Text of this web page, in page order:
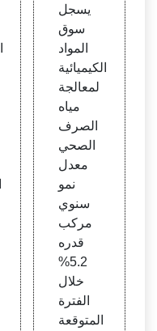
ة مياه
الصر
ف ال
صحي
- مجز
أة
يسجل
سوق
المواد
الكيميائية
لمعالجة
مياه
الصرف
الصحي
معدل
نمو
سنوي
مركب
قدره
5.2%
خلال
الفترة
المتوقعة